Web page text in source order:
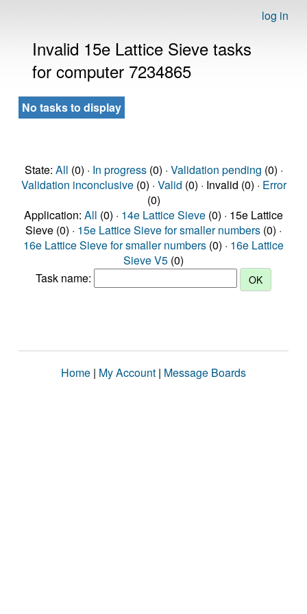
log in
Invalid 15e Lattice Sieve tasks
for computer 7234865
No tasks to display
State: All (0) · In progress(0) · Validation pending (0) ·
Validation inconclusive(0) · Valid (0) · Invalid (0) · Error
(0)
Application: All (0) · 14e Lattice Sieve (0) · 15e Lattice
Sieve (0) · 15e Lattice Sieve for smaller numbers (0) ·
16e Lattice Sieve for smaller numbers (0) · 16e Lattice
Sieve V5 (0)
Task name:
Home | My Account | Message Boards